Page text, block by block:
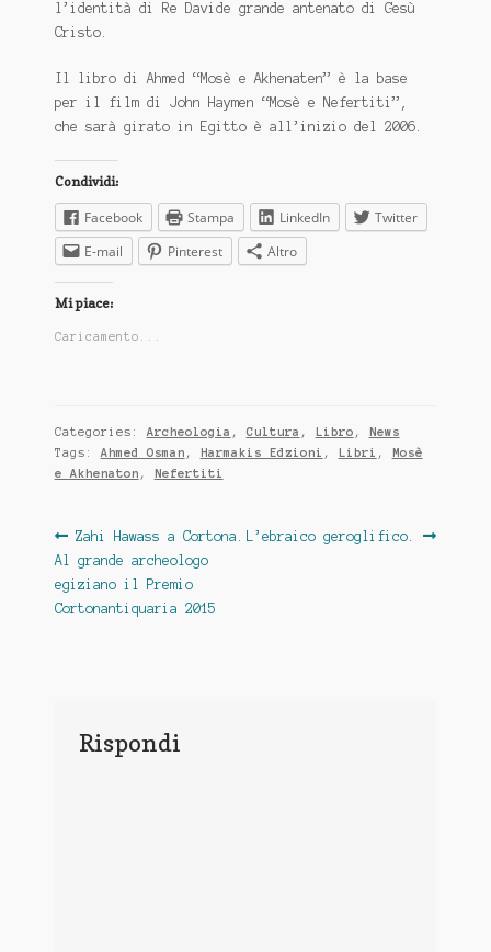
SICILIA
l’identità di Re Davide grande antenato di Gesù
Cristo.
Il libro di Ahmed “Mosè e Akhenaten” è la base
per il film di John Haymen “Mosè e Nefertiti”,
che sarà girato in Egitto è all’inizio del 2006.
Condividi:
Facebook Stampa LinkedIn
Twitter
E-mail
Pinterest Altro
Mi piace:
Caricamento...
Categories: Archeologia , Cultura , Libro , News
Tags: Ahmed Osman , Harmakis Edzioni , Libri , Mosè
e Akhenaton , Nefertiti
Navigazione
articoli
Previous
post:
Zahi Hawass a Cortona.
Al grande archeologo
egiziano il Premio
Cortonantiquaria 2015
Next
L’ebraico geroglifico.
Rispondi